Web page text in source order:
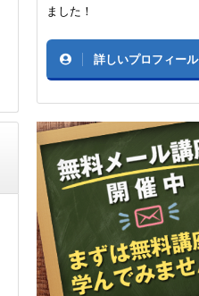
ました！
詳しいプロフィール